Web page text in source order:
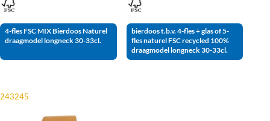
4-fles FSC MIX Bierdoos Naturel
draagmodel longneck 30-33cl.
bierdoos t.b.v. 4-fles + glas of 5-
fles naturel FSC recycled 100%
draagmodel longneck 30-33cl.
243245